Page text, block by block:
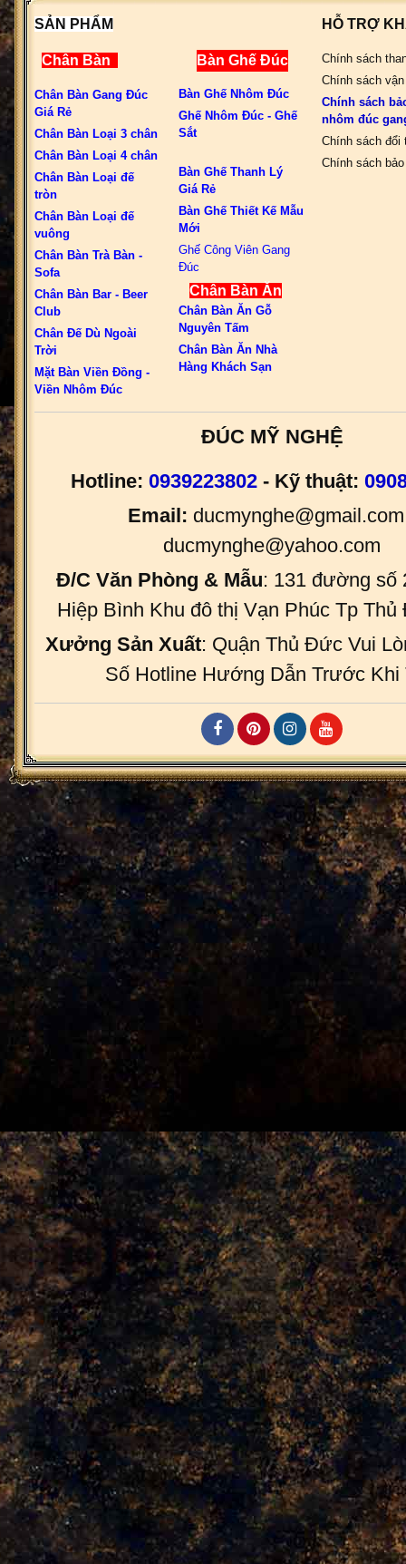
SẢN PHẨM
Chân Bàn
Chân Bàn Gang Đúc
Giá Rẻ
Chân Bàn Loại 3 chân
Chân Bàn Loại 4 chân
Chân Bàn Loại đế
tròn
Chân Bàn Loại đế
vuông
Chân Bàn Trà Bàn -
Sofa
Chân Bàn Bar - Beer
Club
Chân Đế Dù Ngoài
Trời
Mặt Bàn Viền Đồng -
Viền Nhôm Đúc
Bàn Ghế Đúc
Bàn Ghế Nhôm Đúc
Ghế Nhôm Đúc - Ghế
Sắt
Bàn Ghế Thanh Lý
Giá Rẻ
Bàn Ghế Thiết Kế Mẫu
Mới
Ghế Công Viên Gang
Đúc
Chân Bàn Ăn
Chân Bàn Ăn Gỗ
Nguyên Tấm
Chân Bàn Ăn Nhà
Hàng Khách Sạn
HỖ TRỢ
Chính sách
Chính sách
Chính sách
nhôm đúc
Chính sách đổi
Chính sách
ĐÚC MỸ NGHỆ
Hotline: 0939223802 - Kỹ thuật:
Email:
ducmynghe@yahoo.com
Đ/C Văn Phòng & Mẫu: 131 đường số
Hiệp Bình Khu đô thị Vạn Phúc Tp
Xưởng Sản Xuất: Quận Thủ Đức Vui
Số Hotline Hướng Dẫn Trước Khi